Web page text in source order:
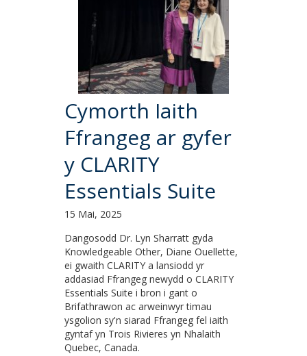
Cymorth Iaith
Ffrangeg ar gyfer
y CLARITY
Essentials Suite
15 Mai, 2025
Dangosodd Dr. Lyn Sharratt gyda
Knowledgeable Other, Diane Ouellette,
ei gwaith CLARITY a lansiodd yr
addasiad Ffrangeg newydd o CLARITY
Essentials Suite i bron i gant o
Brifathrawon ac arweinwyr timau
ysgolion sy'n siarad Ffrangeg fel iaith
gyntaf yn Trois Rivieres yn Nhalaith
Quebec, Canada.